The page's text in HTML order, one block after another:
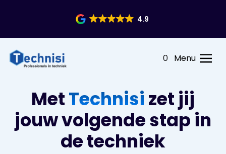
4.9
0 Menu
MetTechnisi zet jij
jouw volgende stap in
de techniek